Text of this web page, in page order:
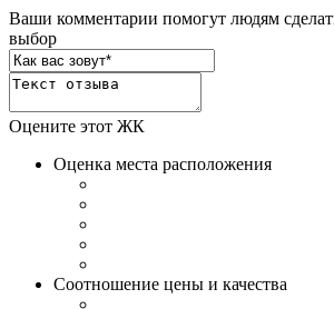
Ваши комментарии помогут людям
выбор
Оцените этот ЖК
Оценка места расположения
Соотношение цены и качества